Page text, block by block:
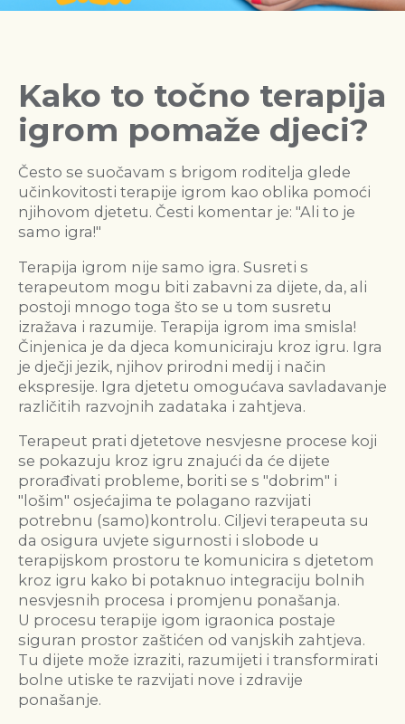
Kako to točno terapija
igrom pomaže djeci?
Često se suočavam s brigom roditelja glede
učinkovitosti terapije igrom kao oblika pomoći
njihovom djetetu. Česti komentar je: "Ali to je
samo igra!"⁣
⁣Terapija igrom nije samo igra. Susreti s
terapeutom mogu biti zabavni za dijete, da, ali
postoji mnogo toga što se u tom susretu
izražava i razumije. Terapija igrom ima smisla!⁣
⁣Činjenica je da djeca komuniciraju kroz igru. Igra
je dječji jezik, njihov prirodni medij i način
ekspresije. Igra djetetu omogućava savladavanje
različitih razvojnih zadataka i zahtjeva.
Terapeut prati djetetove nesvjesne procese koji
se pokazuju kroz igru znajući da će dijete
prorađivati probleme, boriti se s "dobrim" i
"lošim" osjećajima te polagano razvijati
potrebnu (samo)kontrolu. Ciljevi terapeuta su
da osigura uvjete sigurnosti i slobode u
terapijskom prostoru te komunicira s djetetom
kroz igru kako bi potaknuo integraciju bolnih
nesvjesnih procesa i promjenu ponašanja.
U procesu terapije igom igraonica postaje
siguran prostor zaštićen od vanjskih zahtjeva.
Tu dijete može izraziti, razumijeti i transformirati
bolne utiske te razvijati nove i zdravije
ponašanje.